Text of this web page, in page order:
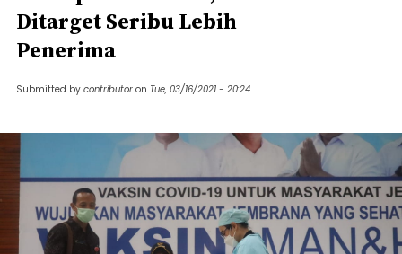
Ditarget Seribu Lebih
Penerima
Submitted by contributor on Tue, 03/16/2021 - 20:24